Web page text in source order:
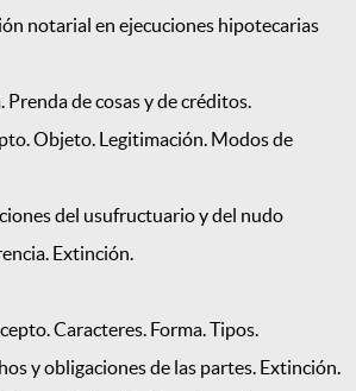
notarial en ejecuciones hipotecarias
Prenda de cosas y de créditos.
Objeto. Legitimación. Modos de
del usufructuario y del nudo
Extinción.
Caracteres. Forma. Tipos.
y obligaciones de las partes. Extinción.